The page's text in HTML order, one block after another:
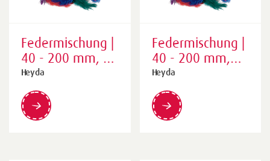
Federmischung |
40 - 200 mm, 25
g
Heyda
Federmischung |
40 - 200 mm,
100 g
Heyda